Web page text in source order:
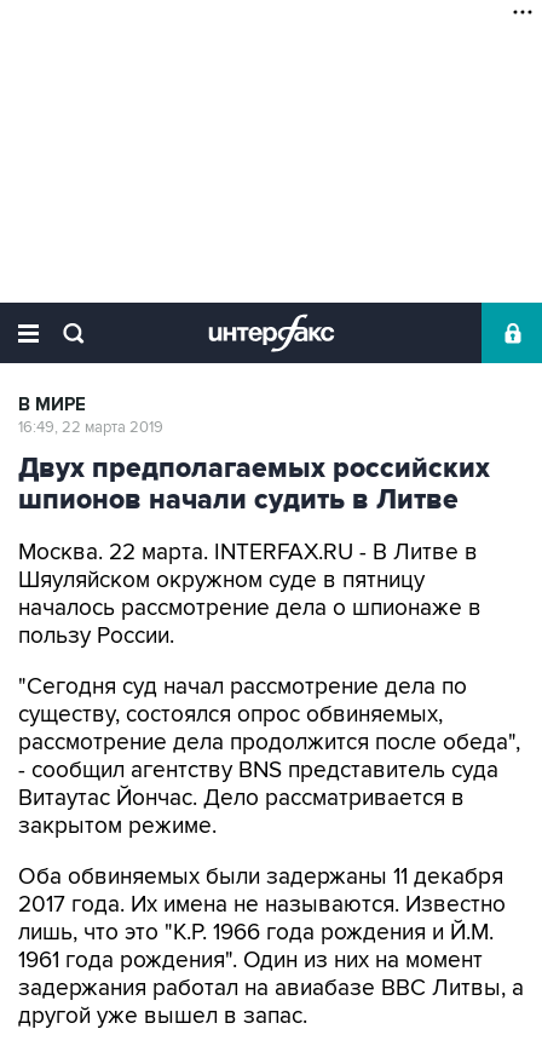
В МИРЕ
16:49, 22 марта 2019
Двух предполагаемых российских
шпионов начали судить в Литве
Москва. 22 марта. INTERFAX.RU - В Литве в
Шяуляйском окружном суде в пятницу
началось рассмотрение дела о шпионаже в
пользу России.
"Сегодня суд начал рассмотрение дела по
существу, состоялся опрос обвиняемых,
рассмотрение дела продолжится после обеда",
- сообщил агентству BNS представитель суда
Витаутас Йончас. Дело рассматривается в
закрытом режиме.
Оба обвиняемых были задержаны 11 декабря
2017 года. Их имена не называются. Известно
лишь, что это "К.Р. 1966 года рождения и Й.М.
1961 года рождения". Один из них на момент
задержания работал на авиабазе ВВС Литвы, а
другой уже вышел в запас.